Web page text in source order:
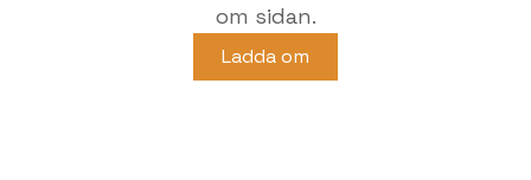
om sidan.
Ladda om